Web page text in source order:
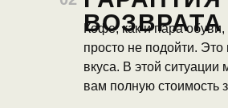
ВОЗВРАТА
Кофе, как и пара
просто не подойти. Это
вкуса. В этой
вам полную стоимость